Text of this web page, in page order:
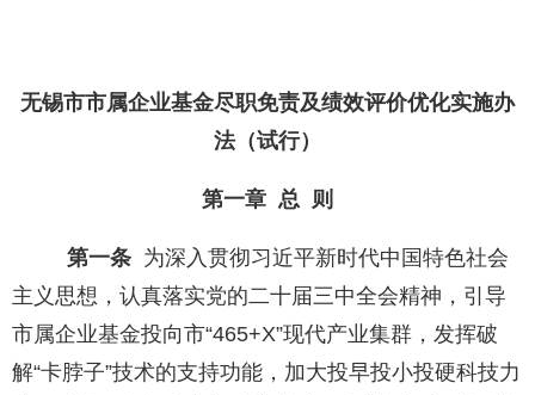
无锡市市属企业基金尽职免责及绩效评价优化实施办
法（试行）
第一章 总 则
第一条 为深入贯彻习近平新时代中国特色社会
主义思想，认真落实党的二十届三中全会精神，引导
市属企业基金投向市“465+X”现代产业集群，发挥破
解“卡脖子”技术的支持功能，加大投早投小投硬科技力